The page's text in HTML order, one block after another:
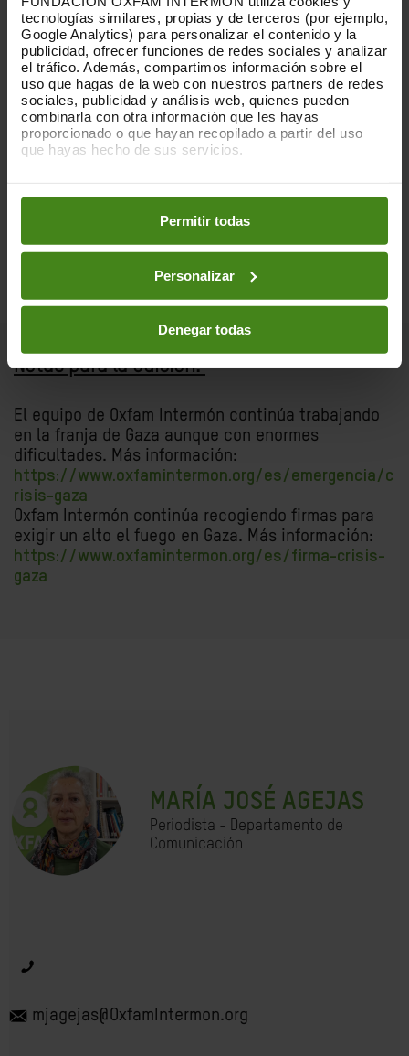
tecnologías similares, propias y de terceros (por ejemplo,
Google Analytics) para personalizar el contenido y la
publicidad, ofrecer funciones de redes sociales y analizar
el tráfico. Además, compartimos información sobre el
uso que hagas de la web con nuestros partners de redes
sociales, publicidad y análisis web, quienes pueden
combinarla con otra información que les hayas
proporcionado o que hayan recopilado a partir del uso
que hayas hecho de sus servicios.
preferencias accediendo a nuestraPolítica de Cookieso
en los botones facilitados a continuación:
Permitir todas
Personalizar
Denegar todas
evacuaciones más grandes y peligrosas
hasta la fecha, y sería totalmente
catastrófico.
Los países con capacidad y poder deben
actuar para detener esta atrocidad,
utilizando todas las herramientas
diplomáticas, legales y económicas a su
Notas para la edición:
El equipo de Oxfam Intermón continúa trabajando
en la franja de Gaza aunque con enormes
dificultades. Más información:
https://www.oxfamintermon.org/es/emergencia/c
risis-gaza
Oxfam Intermón continúa recogiendo firmas para
exigir un alto el fuego en Gaza. Más información:
https://www.oxfamintermon.org/es/firma-crisis-
gaza
MARÍA JOSÉ AGEJAS
Periodista - Departamento de
Comunicación
mjagejas@OxfamIntermon.org